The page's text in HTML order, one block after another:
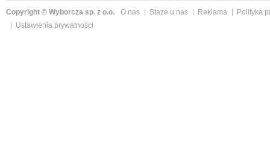
Copyright © Wyborcza sp. z o.o. O nas Staże u nas Reklama
Polityka
Ustawienia prywatności